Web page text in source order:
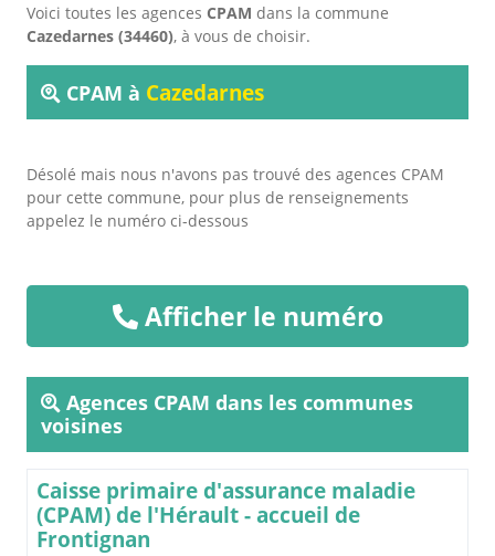
Voici toutes les agences CPAM dans la commune
Cazedarnes (34460), à vous de choisir.
CPAM à Cazedarnes
Désolé mais nous n'avons pas trouvé des agences CPAM
pour cette commune, pour plus de renseignements
appelez le numéro ci-dessous
Afficher le numéro
Agences CPAM dans les communes
voisines
Caisse primaire d'assurance maladie
(CPAM) de l'Hérault - accueil de
Frontignan